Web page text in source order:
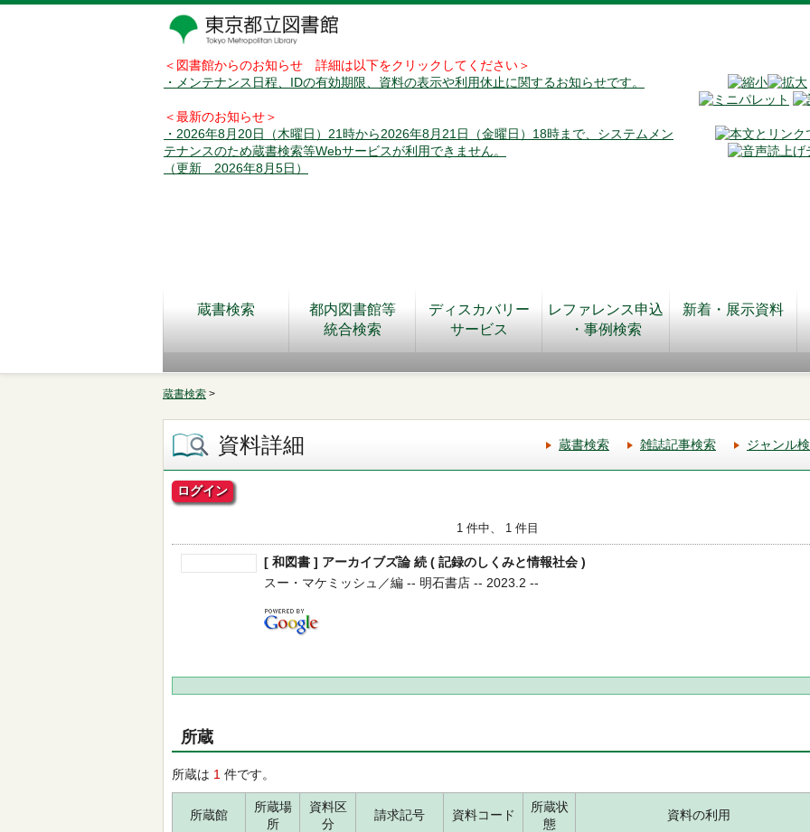
＜図書館からのお知らせ 詳細は以下をクリックしてください＞
・メンテナンス日程、IDの有効期限、資料の表示や利用休止に関するお知らせです。
＜最新のお知らせ＞
・2026年8月20日（木曜日）21時から2026年8月21日（金曜日）18時まで、システムメン
テナンスのため蔵書検索等Webサービスが利用できません。
（更新 2026年8月5日）
蔵書検索
都内図書館等
統合検索
ディスカバリー
サービス
レファレンス申込
・事例検索
新着・展示資料
蔵書検索 >
資料詳細 蔵書検索 雑誌記事検索 ジャンル
ログイン
1 件中、 1 件目
[ 和図書 ] アーカイブズ論 続 ( 記録のしくみと情報社会 )
スー・マケミッシュ／編 -- 明石書店 -- 2023.2 --
所蔵
所蔵は 1 件です。
所蔵館
所蔵場
所
資料区
分
請求記号 資料コード
所蔵状
態
資料の利用